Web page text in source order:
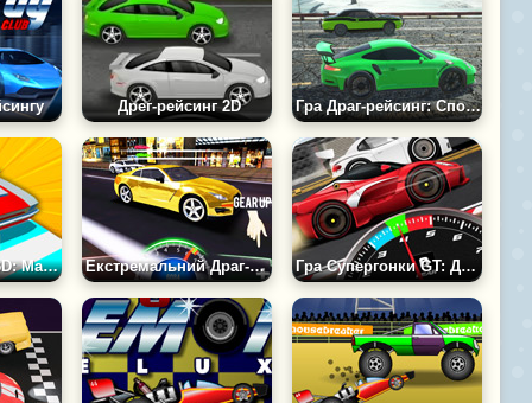
Дрег-рейсинг 2D Гра Драг-рейсинг: Спортивні Автомобілі
Гра Драг-гонки 3D: Майстер Перемикання Передач Екстремальний Драг-рейсинг Гра Супергонки GT: Драг Про